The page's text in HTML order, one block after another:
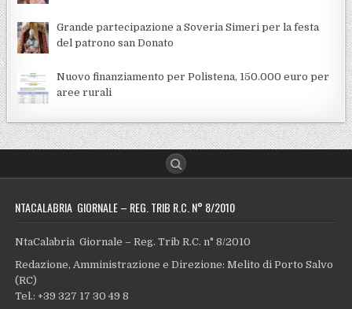
Grande partecipazione a Soveria Simeri per la festa
del patrono san Donato
Nuovo finanziamento per Polistena, 150.000 euro per
aree rurali
NTACALABRIA GIORNALE – REG. TRIB R.C. N° 8/2010
NtaCalabria Giornale – Reg. Trib R.C. n° 8/2010
Redazione, Amministrazione e Direzione: Melito di Porto Salvo
(RC)
Tel.: +39 327 17 30 49 8